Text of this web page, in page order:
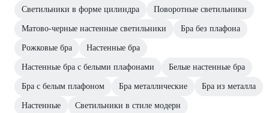
Светильники в форме цилиндра Поворотные светильники
Матово-черные настенные светильники Бра без плафона
Рожковые бра Настенные бра
Настенные бра с белыми плафонами Белые настенные бра
Бра с белым плафоном Бра металлические Бра из металла
Настенные Светильники в стиле модерн